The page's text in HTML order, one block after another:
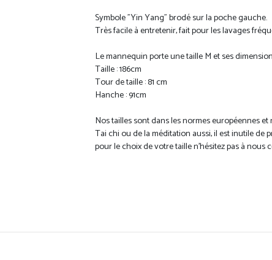
Symbole "Yin Yang" brodé sur la poche gauche.
Très facile à entretenir, fait pour les lavages
Le mannequin porte une taille M et ses
Taille : 186cm
Tour de taille : 81 cm
Hanche : 91cm
Nos tailles sont dans les normes européennes
Tai chi ou de la méditation aussi, il est inutile de
pour le choix de votre taille n'hésitez pas à nous